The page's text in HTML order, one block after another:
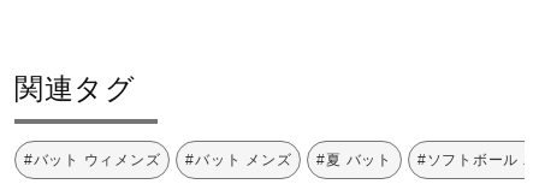
関連タグ
#バット ウィメンズ #バット メンズ #夏 バット #ソフトボール